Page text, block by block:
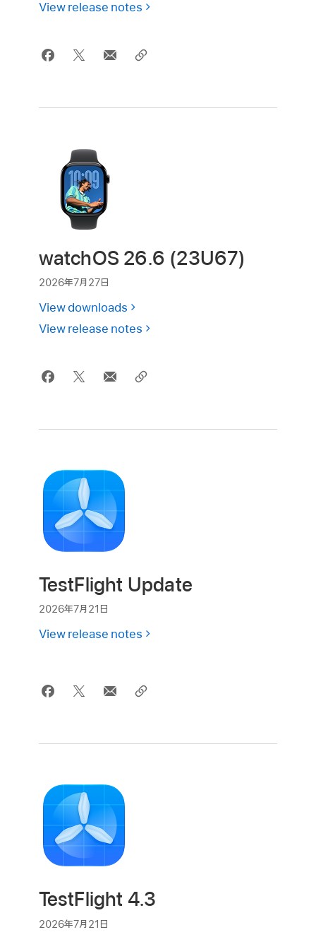
View release notes
watchOS 26.6 (23U67)
2026年7月27日
View downloads
View release notes
TestFlight Update
2026年7月21日
View release notes
TestFlight 4.3
2026年7月21日